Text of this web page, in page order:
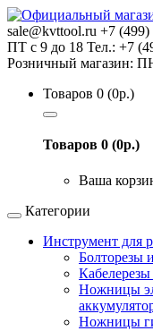
sale@kvttool.ru +7 (499)
ПТ с 9 до 18 Тел.: +7
Розничный магазин:
Товаров 0 (0р.)
Товаров 0 (0р.)
Ваша
Категории
Инструмент для
Болторезы
Ножницы
Ножницы